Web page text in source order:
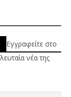
Εγγραφείτε στο
νέα της